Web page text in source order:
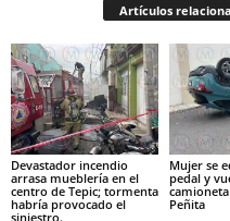
Artículos
Devastador incendio
arrasa mueblería en el
centro de Tepic; tormenta
habría provocado el
siniestro.
Mujer se
pedal y
Peñita